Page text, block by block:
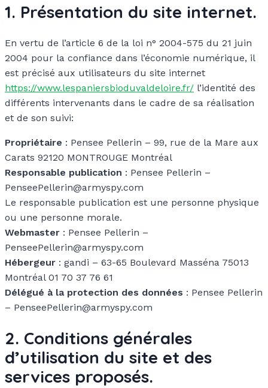
1. Présentation du site internet.
En vertu de l’article 6 de la loi n° 2004-575 du 21 juin
2004 pour la confiance dans l’économie numérique, il
est précisé aux utilisateurs du site internet
https://www.lespaniersbioduvaldeloire.fr/ l’identité des
différents intervenants dans le cadre de sa réalisation
et de son suivi:
Propriétaire : Pensee Pellerin – 99, rue de la Mare aux
Carats 92120 MONTROUGE Montréal
Responsable publication : Pensee Pellerin –
PenseePellerin@armyspy.com
Le responsable publication est une personne physique
ou une personne morale.
Webmaster : Pensee Pellerin –
PenseePellerin@armyspy.com
Hébergeur : gandi – 63-65 Boulevard Masséna 75013
Montréal 01 70 37 76 61
Délégué à la protection des données : Pensee Pellerin
– PenseePellerin@armyspy.com
2. Conditions générales
d’utilisation du site et des
services proposés.